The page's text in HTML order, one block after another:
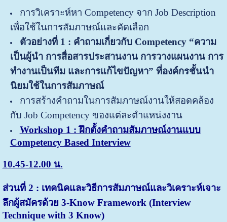
การวิเคราะห์หา Competency จาก Job Description
เพื่อใช้ในการสัมภาษณ์และคัดเลือก
ตัวอย่างที่ 1 : คำถามเกี่ยวกับ Competency “ความ
เป็นผู้นำ การสื่อสารประสานงาน การวางแผนงาน การ
ทำงานเป็นทีม และการแก้ไขปัญหา” ที่องค์กรชั้นนำ
นิยมใช้ในการสัมภาษณ์
การสร้างคำถามในการสัมภาษณ์งานให้สอดคล้อง
กับ Job Competency ของแต่ละตำแหน่งงาน
Workshop 1 : ฝึกตั้งคำถามสัมภาษณ์งานแบบ
Competency Based Interview
10.45-12.00 น.
ส่วนที่ 2 : เทคนิคและวิธีการสัมภาษณ์และวิเคราะห์เจาะ
ลึกผู้สมัครด้วย 3-Know Framework (Interview
Technique with 3 Know)